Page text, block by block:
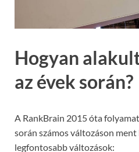
Hogyan
az évek során?
A RankBrain 2015 óta
során számos változáson ment
legfontosabb változások: